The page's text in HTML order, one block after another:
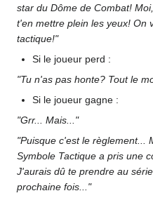
star du Dôme de Combat!
t'en mettre plein les yeux! On
tactique!"
Si le joueur perd :
"Tu n'as pas honte? Tout le
Si le joueur gagne :
"Grr... Mais..."
"Puisque c'est le règlement...
Symbole Tactique a pris une
J'aurais dû te prendre au
prochaine fois..."